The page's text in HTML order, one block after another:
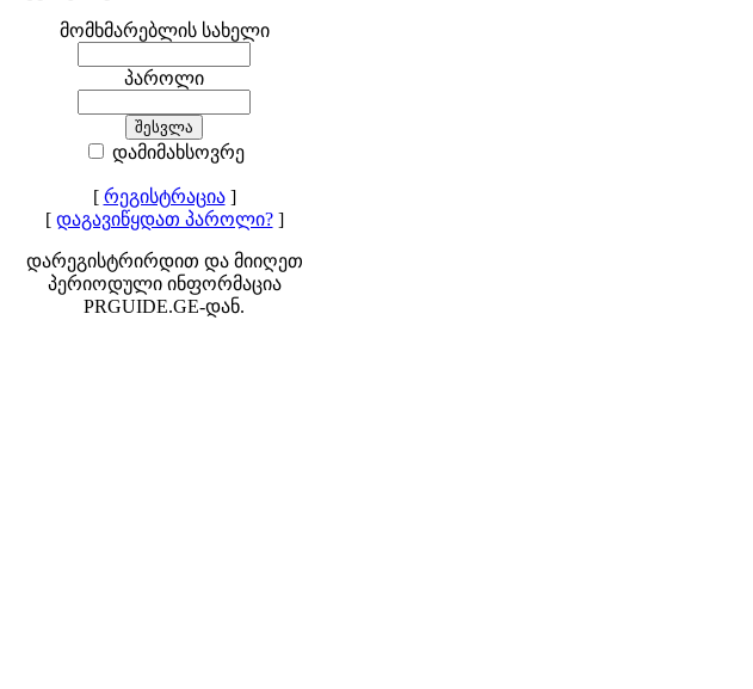
მომხმარებლის სახელი
პაროლი
დამიმახსოვრე
[ რეგისტრაცია]
[ დაგავიწყდათ პაროლი?]
დარეგისტრირდით და მიიღეთ
პერიოდული ინფორმაცია
PRGUIDE.GE-დან.